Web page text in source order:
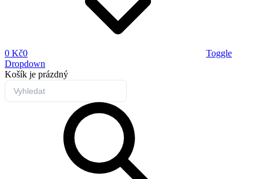
0 Kč0
Toggle
Dropdown
Košík je prázdný